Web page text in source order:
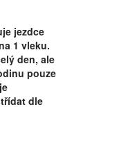
jezdce
1 vleku.
den, ale
pouze
dle